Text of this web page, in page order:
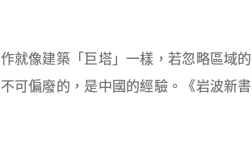
就像建築「巨塔」一樣，若忽略區域
可偏廢的，是中國的經驗。《岩波新